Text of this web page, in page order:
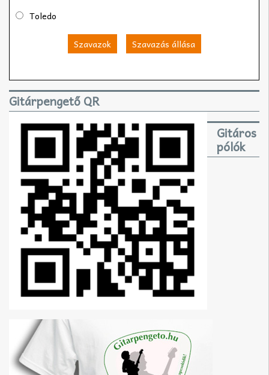
Toledo
Szavazok Szavazás állása
Gitárpengető QR
Gitáros
pólók